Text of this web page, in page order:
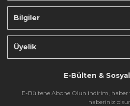
Bilgiler
Üyelik
E-Bülten &
E-Bültene Abone Olun indirim,
haberiniz